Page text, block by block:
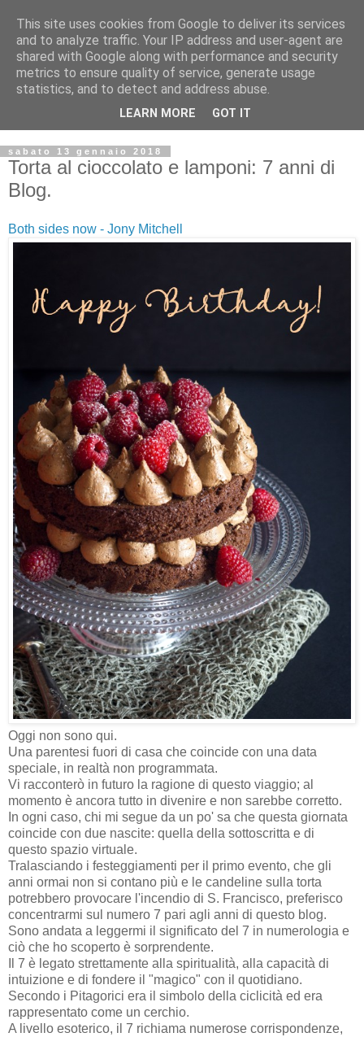
sabato 13 gennaio 2018
Torta al cioccolato e lamponi: 7 anni di
Blog.
Both sides now - Jony Mitchell
Oggi non sono qui.
Una parentesi fuori di casa che coincide con una data
speciale, in realtà non programmata.
Vi racconterò in futuro la ragione di questo viaggio; al
momento è ancora tutto in divenire e non sarebbe corretto.
In ogni caso, chi mi segue da un po' sa che questa giornata
coincide con due nascite: quella della sottoscritta e di
questo spazio virtuale.
Tralasciando i festeggiamenti per il primo evento, che gli
anni ormai non si contano più e le candeline sulla torta
potrebbero provocare l'incendio di S. Francisco, preferisco
concentrarmi sul numero 7 pari agli anni di questo blog.
Sono andata a leggermi il significato del 7 in numerologia e
ciò che ho scoperto è sorprendente.
Il 7 è legato strettamente alla spiritualità, alla capacità di
intuizione e di fondere il "magico" con il quotidiano.
Secondo i Pitagorici era il simbolo della ciclicità ed era
rappresentato come un cerchio.
A livello esoterico, il 7 richiama numerose corrispondenze,
This site uses cookies from Google to deliver its services
and to analyze traffic. Your IP address and user-agent are
shared with Google along with performance and security
metrics to ensure quality of service, generate usage
statistics, and to detect and address abuse.
LEARN MORE GOT IT